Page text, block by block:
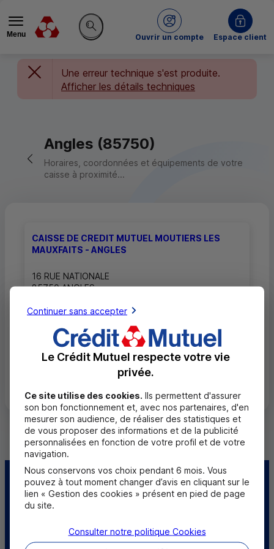
Menu
Rechercher sur le site
Ouvrir un compte
du Crédit MutuelEspace client
Une erreur technique s'est produite.
Afficher les détails techniques
Retour vers la page précédente
Angles (85750)
Horaires, coordonnées et équipements de votre
caisse à proximité...
CAISSE DE CREDIT MUTUEL MOUTIERS LES
MAUXFAITS - ANGLES
16 RUE NATIONALE
85750 ANGLES
Toutes les localités
Centre d'aide Trouver une caisse
malentendants
Continuer sans accepter
Le Crédit Mutuel respecte votre vie
privée.
Ce site utilise des cookies. Ils permettent d'assurer
son bon fonctionnement et, avec nos partenaires, d'en
mesurer son audience, de réaliser des statistiques et
de vous proposer des informations et de la publicité
personnalisées en fonction de votre profil et de votre
navigation.
Nous conservons vos choix pendant 6 mois. Vous
pouvez à tout moment changer d’avis en cliquant sur le
lien « Gestion des cookies » présent en pied de page
du site.
Consulter notre politique Cookies